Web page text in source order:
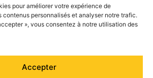
pour améliorer votre expérience de
contenus personnalisés et analyser notre trafic.
», vous consentez à notre utilisation des
Accepter